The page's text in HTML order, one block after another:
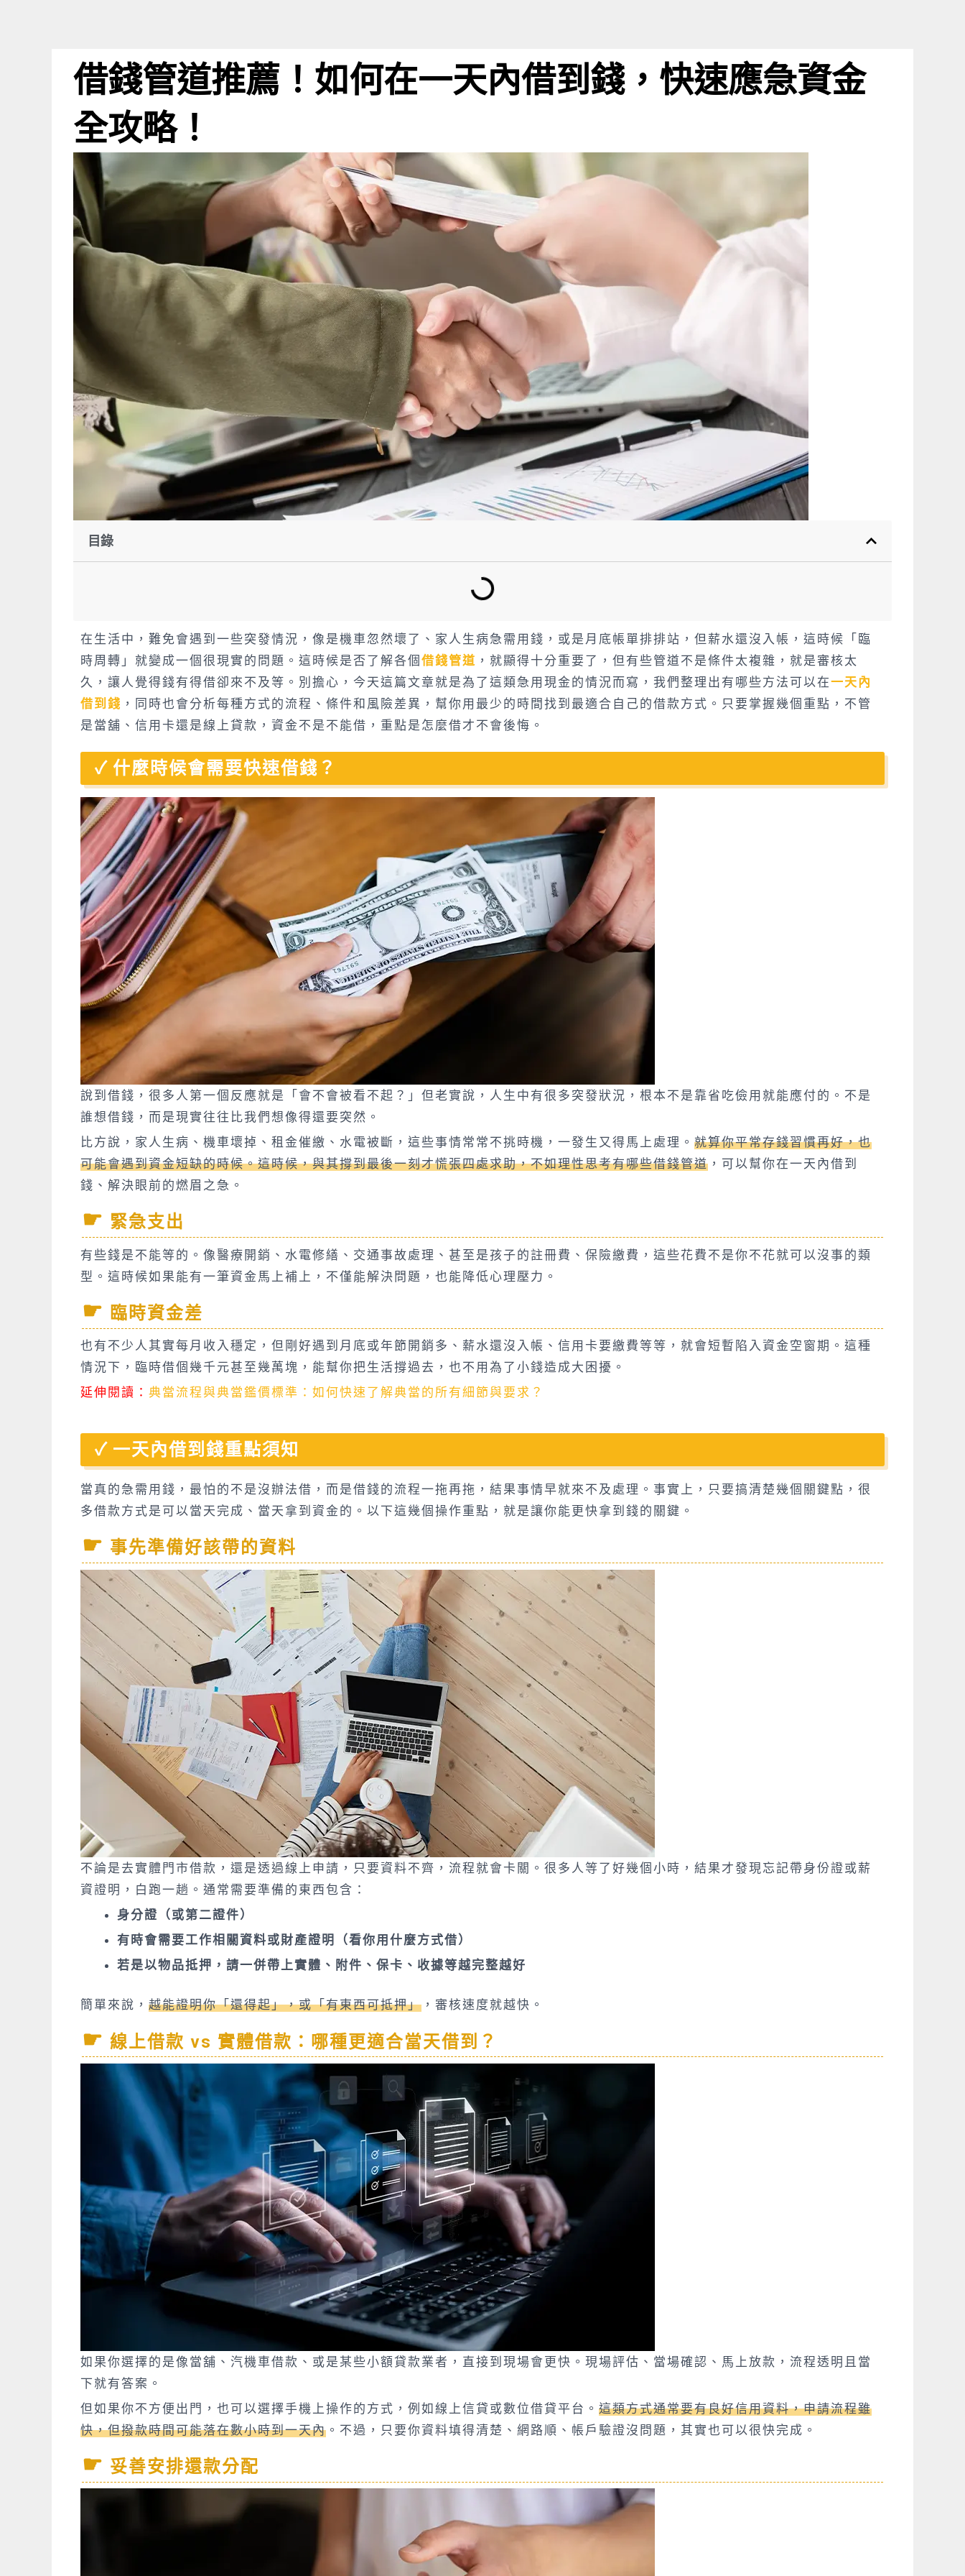
借錢管道推薦！如何在一天內借到錢，快速應急資金
全攻略！
目錄
在生活中，難免會遇到一些突發情況，像是機車忽然壞了、家人生病急需用錢，或是月底帳單排排站，但薪水還沒入帳，這時候「臨
時周轉」就變成一個很現實的問題。這時候是否了解各個 借錢管道 ，就顯得十分重要了，但有些管道不是條件太複雜，就是審核太
久，讓人覺得錢有得借卻來不及等。別擔心，今天這篇文章就是為了這類急用現金的情況而寫，我們整理出有哪些方法可以在一天內
借到錢 ，同時也會分析每種方式的流程、條件和風險差異，幫你用最少的時間找到最適合自己的借款方式。只要掌握幾個重點，不管
是當舖 、信用卡還是線上貸款，資金不是不能借，重點是怎麼借才不會後悔。
什麼時候會需要快速借錢？
說到借錢，很多人第一個反應就是「會不會被看不起？」但老實說，人生中有很多突發狀況，根本不是靠省吃儉用就能應付的。不是
誰想借錢，而是現實往往比我們想像得還要突然。
比方說，家人生病、機車壞掉、租金催繳、水電被斷，這些事情常常不挑時機，一發生又得馬上處理。 就算你平常存錢習慣再好，也
可能會遇到資金短缺的時候。這時候，與其撐到最後一刻才慌張四處求助，不如理性思考有哪些借錢管道 ，可以幫你在一天內借到
錢、解決眼前的燃眉之急。
緊急支出
有些錢是不能等的。像醫療開銷、水電修繕、交通事故處理、甚至是孩子的註冊費、保險繳費，這些花費不是你不花就可以沒事的類
型。這時候如果能有一筆資金馬上補上，不僅能解決問題，也能降低心理壓力。
臨時資金差
也有不少人其實每月收入穩定，但剛好遇到月底或年節開銷多、薪水還沒入帳、信用卡要繳費等等，就會短暫陷入資金空窗期。這種
情況下，臨時借個幾千元甚至幾萬塊，能幫你把生活撐過去，也不用為了小錢造成大困擾。
延伸閱讀： 典當流程與典當鑑價標準：如何快速了解典當的所有細節與要求？
一天內借到錢重點須知
當真的急需用錢，最怕的不是沒辦法借，而是借錢的流程一拖再拖，結果事情早就來不及處理。事實上，只要搞清楚幾個關鍵點，很
多借款方式是可以當天完成、當天拿到資金的。以下這幾個操作重點，就是讓你能更快拿到錢的關鍵。
事先準備好該帶的資料
不論是去實體門市借款，還是透過線上申請，只要資料不齊，流程就會卡關。很多人等了好幾個小時，結果才發現忘記帶身份證或薪
資證明，白跑一趟。通常需要準備的東西包含：
身分證（或第二證件）
有時會需要工作相關資料或財產證明（看你用什麼方式借）
若是以物品抵押，請一併帶上實體、附件、保卡、收據等越完整越好
簡單來說， 越能證明你「還得起」，或「有東西可抵押」 ，審核速度就越快。
線上借款 vs 實體借款：哪種更適合當天借到？
如果你選擇的是像當舖 、汽機車借款、或是某些小額貸款業者，直接到現場會更快。現場評估、當場確認、馬上放款，流程透明且當
下就有答案。
但如果你不方便出門，也可以選擇手機上操作的方式，例如線上信貸或數位借貸平台。 這類方式通常要有良好信用資料，申請流程雖
快，但撥款時間可能落在數小時到一天內 。不過，只要你資料填得清楚、網路順、帳戶驗證沒問題，其實也可以很快完成。
妥善安排還款分配